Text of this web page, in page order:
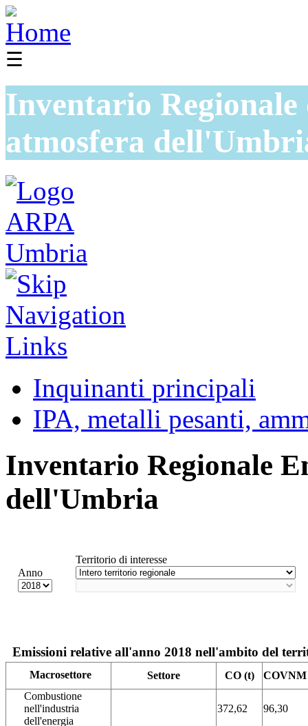
☰
Inventario
atmosfera
Inquinanti principali
IPA, metalli pesanti,
Inventario Regionale
dell'Umbria
Anno
Territorio di interesse
Emissioni relative all'anno 2018 nell'ambito del
Macrosettore Settore CO (t)
COVNM
Combustione
nell'industria
dell'energia
372,62 96,30